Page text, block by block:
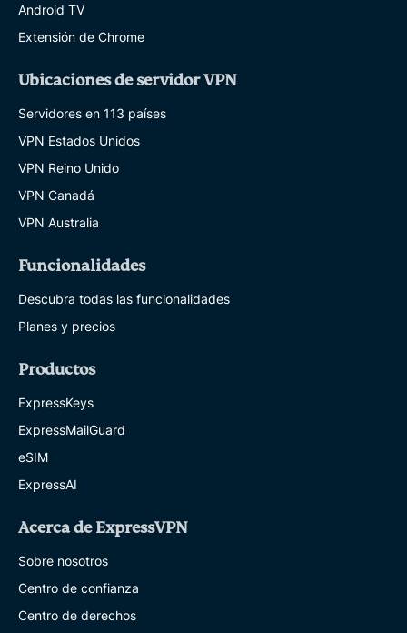
Android TV
Extensión de Chrome
Ubicaciones de servidor VPN
Servidores en 113 países
VPN Estados Unidos
VPN Reino Unido
VPN Canadá
VPN Australia
Funcionalidades
Descubra todas las funcionalidades
Planes y precios
Productos
ExpressKeys
ExpressMailGuard
eSIM
ExpressAI
Acerca de ExpressVPN
Sobre nosotros
Centro de confianza
Centro de derechos